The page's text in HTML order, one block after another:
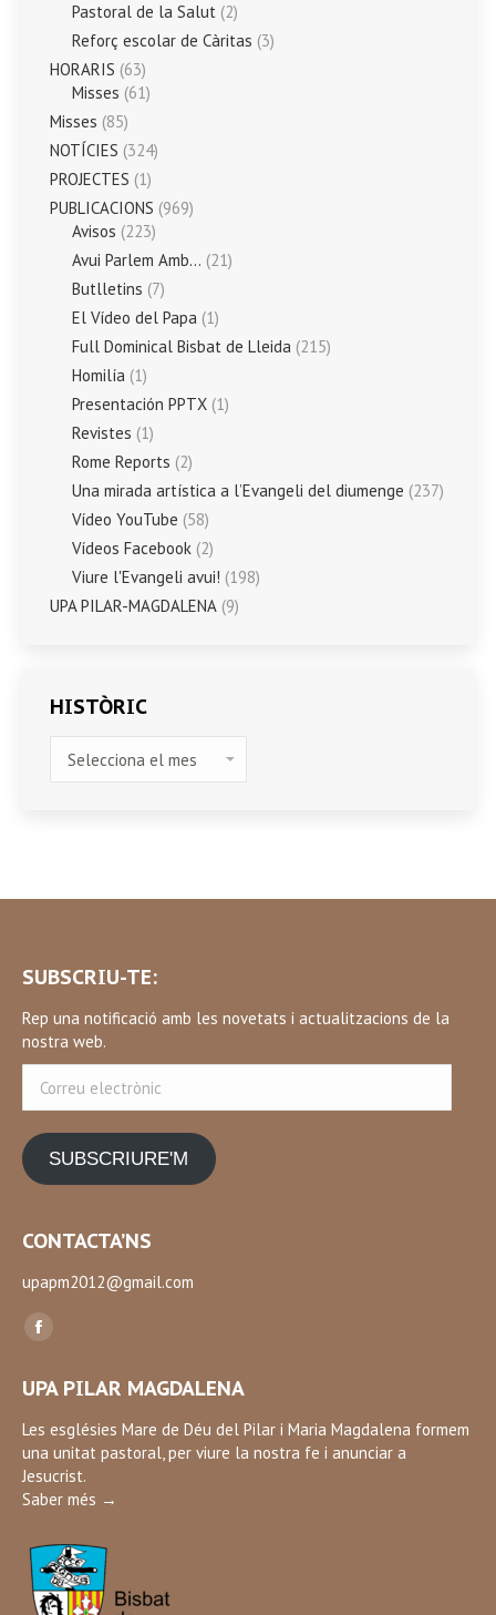
Pastoral de la Salut (2)
Reforç escolar de Càritas (3)
HORARIS (63)
Misses (61)
Misses (85)
NOTÍCIES (324)
PROJECTES (1)
PUBLICACIONS (969)
Avisos (223)
Avui Parlem Amb… (21)
Butlletins (7)
El Vídeo del Papa (1)
Full Dominical Bisbat de Lleida (215)
Homilía (1)
Presentación PPTX (1)
Revistes (1)
Rome Reports (2)
Una mirada artística a l’Evangeli del diumenge (237)
Vídeo YouTube (58)
Vídeos Facebook (2)
Viure l'Evangeli avui! (198)
UPA PILAR-MAGDALENA (9)
HISTÒRIC
SUBSCRIU-TE:
Rep una notificació amb les novetats i actualitzacions de la
nostra web.
electrònic
SUBSCRIURE'M
CONTACTA’NS
upapm2012@gmail.com
Find us on:
Facebook
opens
in
new
window
UPA PILAR MAGDALENA
Les esglésies Mare de Déu del Pilar i Maria Magdalena formem
una unitat pastoral, per viure la nostra fe i anunciar a
Jesucrist.
Saber més →